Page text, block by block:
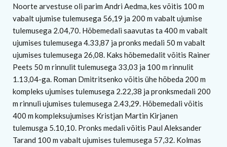
Noorte arvestuse oli parim Andri Aedma, kes võitis 100 m
vabalt ujumise tulemusega 56,19 ja 200 m vabalt ujumise
tulemusega 2.04,70. Hõbemedali saavutas ta 400 m vabalt
ujumises tulemusega 4.33,87 ja pronks medali 50 m vabalt
ujumises tulemusega 26,08. Kaks hõbemedalit võitis Rainer
Peets 50 m rinnulit tulemusega 33,03 ja 100 m rinnulit
1.13,04-ga. Roman Dmitritsenko võitis ühe hõbeda 200 m
kompleks ujumises tulemusega 2.22,38 ja pronksmedali 200
m rinnuli ujumises tulemusega 2.43,29. Hõbemedali võitis
400 m kompleksujumises Kristjan Martin Kirjanen
tulemusga 5.10,10. Pronks medali võitis Paul Aleksander
Tarand 100 m vabalt ujumises tulemusega 57,32. Kolmas